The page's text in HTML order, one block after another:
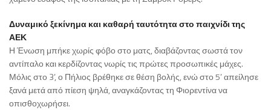
Δυναμικό ξεκίνημα και καθαρή ταυτότητα στο παιχνίδι της
ΑΕΚ
Η Ένωση μπήκε χωρίς φόβο στο ματς, διαβάζοντας σωστά τον
αντίπαλο και κερδίζοντας νωρίς τις πρώτες προσωπικές μάχες.
Μόλις στο 3’, ο Πήλιος βρέθηκε σε θέση βολής, ενώ στο 5’ απείλησε
ξανά μετά από πίεση ψηλά, αναγκάζοντας τη Φιορεντίνα να
οπισθοχωρήσει.